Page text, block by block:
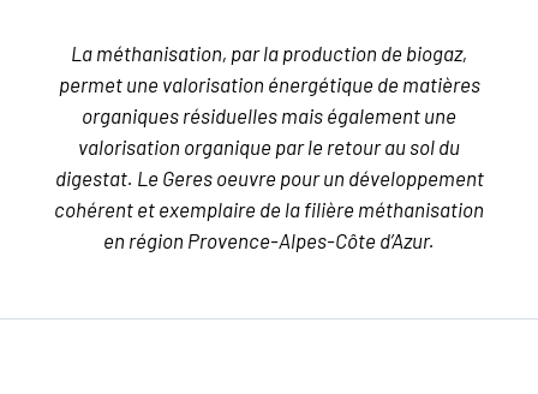
La méthanisation, par la production de biogaz,
permet une valorisation énergétique de matières
organiques résiduelles mais également une
valorisation organique par le retour au sol du
digestat. Le Geres oeuvre pour un développement
cohérent et exemplaire de la filière méthanisation
en région Provence-Alpes-Côte d’Azur.